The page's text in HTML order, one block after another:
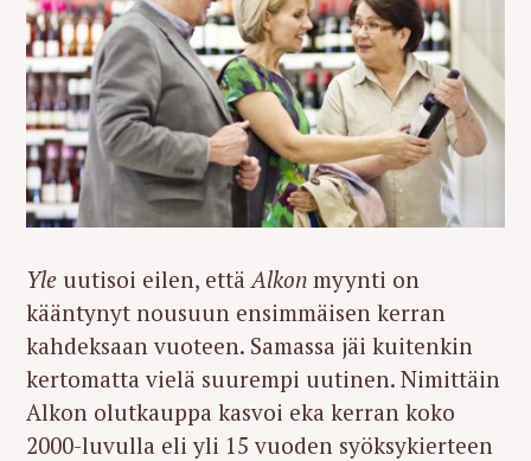
Yle uutisoi eilen, että Alkon myynti on
kääntynyt nousuun ensimmäisen kerran
kahdeksaan vuoteen. Samassa jäi kuitenkin
kertomatta vielä suurempi uutinen. Nimittäin
Alkon olutkauppa kasvoi eka kerran koko
2000-luvulla eli yli 15 vuoden syöksykierteen